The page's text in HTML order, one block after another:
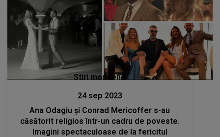
Stiri mondene
24 sep 2023
Ana Odagiu și Conrad Mericoffer s-au
căsătorit religios într-un cadru de poveste.
Imagini spectaculoase de la fericitul